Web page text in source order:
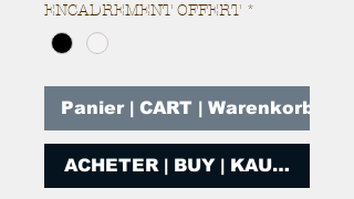
ENCADREMENT OFFERT *
Panier | CART | Warenkorb
ACHETER | BUY | KAUFEN